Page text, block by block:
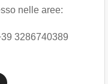
nelle aree:
3286740389